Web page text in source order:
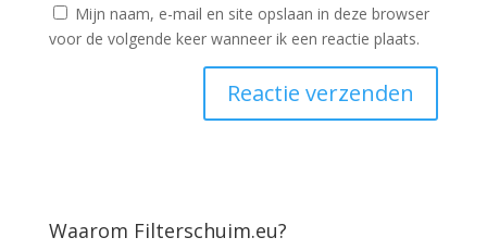
Mijn naam, e-mail en site opslaan in deze browser
voor de volgende keer wanneer ik een reactie plaats.
Waarom Filterschuim.eu?